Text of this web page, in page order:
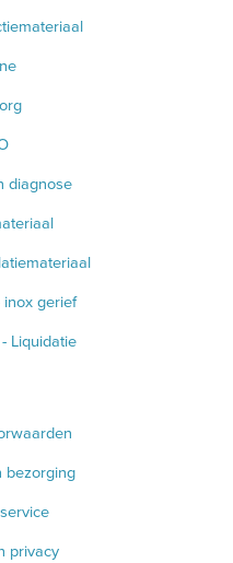
diagnose
inox gerief
Liquidatie
bezorging
privacy